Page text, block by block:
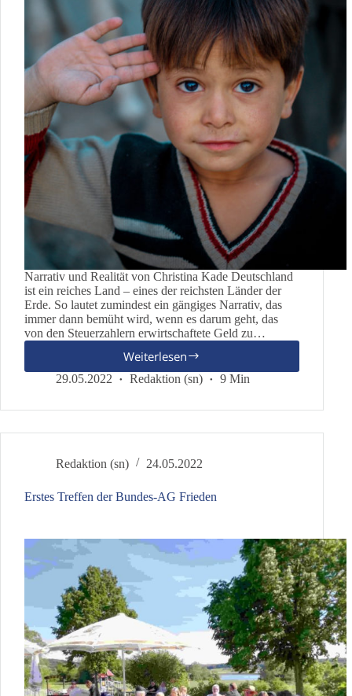
Narrativ und Realität von Christina Kade Deutschland
ist ein reiches Land – eines der reichsten Länder der
Erde. So lautet zumindest ein gängiges Narrativ, das
immer dann bemüht wird, wenn es darum geht, das
von den Steuerzahlern erwirtschaftete Geld zu…
WeiterlesenDeutschland
war
reiches
29.05.2022 Redaktion (sn) 9 Min
Redaktion (sn) 24.05.2022
Erstes Treffen der Bundes-AG Frieden